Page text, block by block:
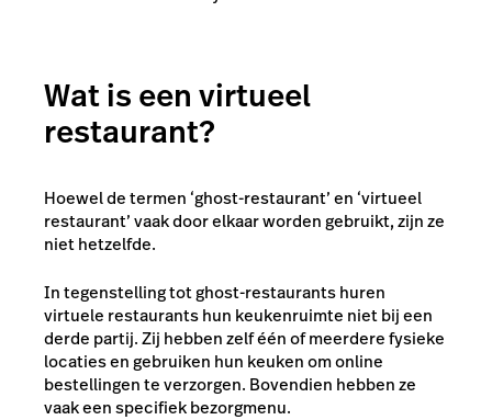
Wat is een virtueel
restaurant?
Hoewel de termen ‘ghost-restaurant’ en ‘virtueel
restaurant’ vaak door elkaar worden gebruikt, zijn ze
niet hetzelfde.
In tegenstelling tot ghost-restaurants huren
virtuele restaurants hun keukenruimte niet bij een
derde partij. Zij hebben zelf één of meerdere fysieke
locaties en gebruiken hun keuken om online
bestellingen te verzorgen. Bovendien hebben ze
vaak een specifiek bezorgmenu.